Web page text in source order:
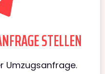
STELLEN
Umzugsanfrage.